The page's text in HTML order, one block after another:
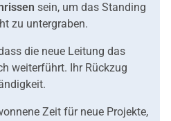
sein, um das Standing
zu untergraben.
die neue Leitung das
weiterführt. Ihr Rückzug
Zeit für neue Projekte,